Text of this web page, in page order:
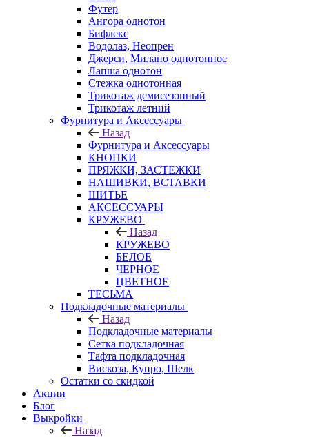
Футер
Ангора однотон
Бифлекс
Водолаз, Неопрен
Джерси, Милано однотонное
Лапша однотон
Стежка однотонная
Трикотаж демисезонный
Трикотаж летний
Фурнитура и Аксессуары
Назад
Фурнитура и Аксессуары
КНОПКИ
ПРЯЖКИ, ЗАСТЕЖКИ
НАШИВКИ, ВСТАВКИ
ШИТЬЕ
АКСЕССУАРЫ
КРУЖЕВО
Назад
КРУЖЕВО
БЕЛОЕ
ЧЕРНОЕ
ЦВЕТНОЕ
ТЕСЬМА
Подкладочные материалы
Назад
Подкладочные материалы
Сетка подкладочная
Тафта подкладочная
Вискоза, Купро, Шелк
Остатки со скидкой
Акции
Блог
Выкройки
Назад